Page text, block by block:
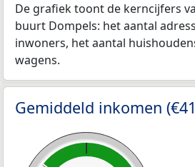
De grafiek toont de kerncijfers
buurt Dompels: het aantal
inwoners, het aantal
wagens.
Gemiddeld inkomen